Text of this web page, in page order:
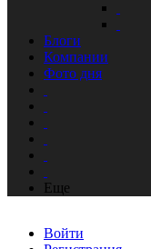
Блоги
Компании
Фото дня
Еще
Войти